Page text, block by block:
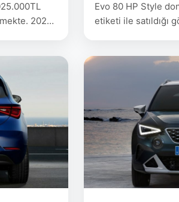
2023
1.0 EcoTSI
ARONA
Evo 80 HP Style
etiketi ile satıldığı
15.08.2023 Fiyat
850.000 770.000